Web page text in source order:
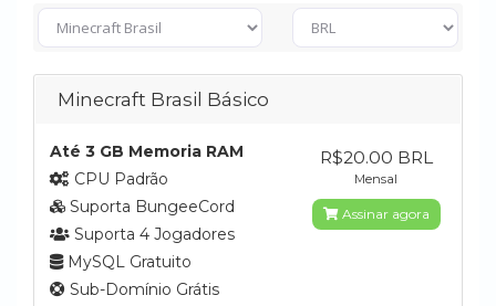
Minecraft Brasil Básico
Até 3 GB Memoria RAM
CPU Padrão
Suporta BungeeCord
Suporta 4 Jogadores
MySQL Gratuito
Sub-Domínio Grátis
R$20.00 BRL
Mensal
Assinar agora